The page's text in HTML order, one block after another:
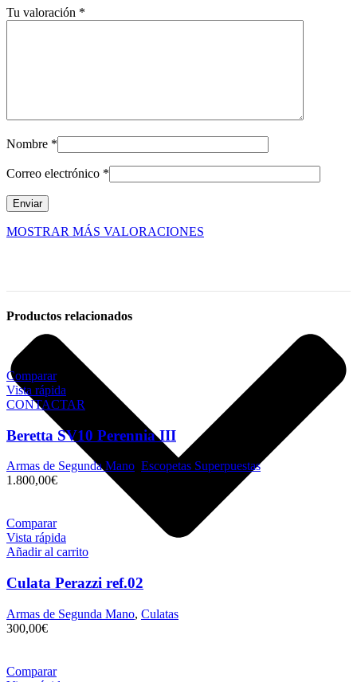
Tu valoración *
Nombre *
Correo electrónico *
MOSTRAR MÁS VALORACIONES
Productos relacionados
Comparar
Vista rápida
CONTACTAR
Beretta SV10 Perennia III
Armas de Segunda Mano Escopetas Superpuestas
1.800,00€
Comparar
Vista rápida
Añadir al carrito
Culata Perazzi ref.02
Armas de Segunda Mano, Culatas
300,00€
Comparar